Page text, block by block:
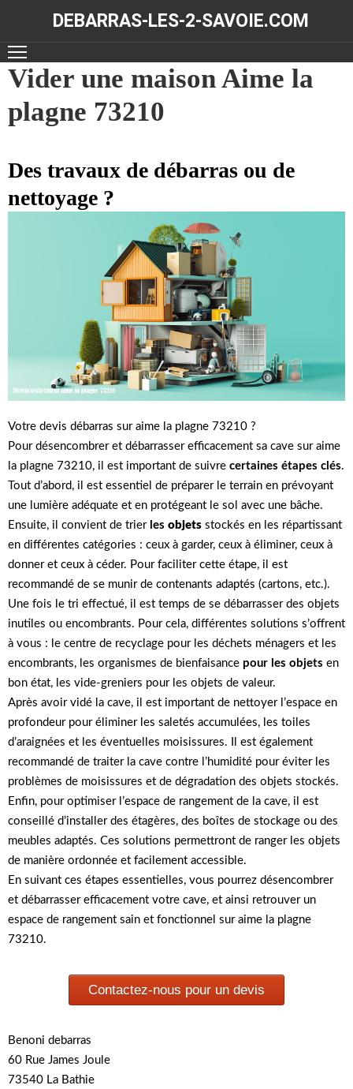
DEBARRAS-LES-2-SAVOIE.COM
ACCUEIL
DÉBARRAS
CONTACT
Vider une maison Aime la
plagne 73210
Des travaux de débarras ou de
nettoyage ?
Votre devis débarras sur aime la plagne 73210 ?
Pour désencombrer et débarrasser efficacement sa cave sur aime
la plagne 73210, il est important de suivre certaines étapes clés.
Tout d’abord, il est essentiel de préparer le terrain en prévoyant
une lumière adéquate et en protégeant le sol avec une bâche.
Ensuite, il convient de trier les objets stockés en les répartissant
en différentes catégories : ceux à garder, ceux à éliminer, ceux à
donner et ceux à céder. Pour faciliter cette étape, il est
recommandé de se munir de contenants adaptés (cartons, etc.).
Une fois le tri effectué, il est temps de se débarrasser des objets
inutiles ou encombrants. Pour cela, différentes solutions s’offrent
à vous : le centre de recyclage pour les déchets ménagers et les
encombrants, les organismes de bienfaisance pour les objets en
bon état, les vide-greniers pour les objets de valeur.
Après avoir vidé la cave, il est important de nettoyer l’espace en
profondeur pour éliminer les saletés accumulées, les toiles
d’araignées et les éventuelles moisissures. Il est également
recommandé de traiter la cave contre l’humidité pour éviter les
problèmes de moisissures et de dégradation des objets stockés.
Enfin, pour optimiser l’espace de rangement de la cave, il est
conseillé d’installer des étagères, des boîtes de stockage ou des
meubles adaptés. Ces solutions permettront de ranger les objets
de manière ordonnée et facilement accessible.
En suivant ces étapes essentielles, vous pourrez désencombrer
et débarrasser efficacement votre cave, et ainsi retrouver un
espace de rangement sain et fonctionnel sur aime la plagne
73210.
Contactez-nous pour un devis
Benoni debarras
60 Rue James Joule
73540 La Bathie